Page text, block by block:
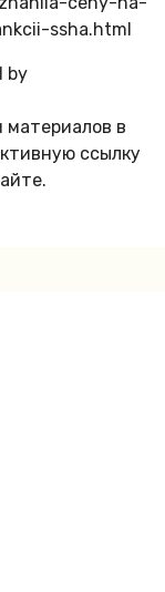
ssha.html
by
в
ссылку